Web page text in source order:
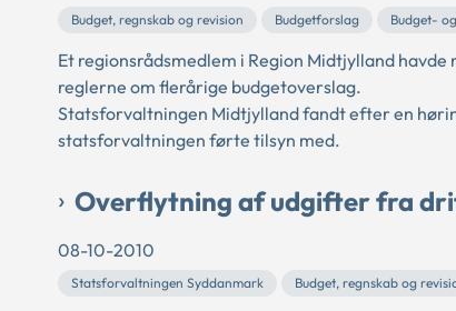
Budget, regnskab og revision Budgetforslag Budget-
Et regionsrådsmedlem i Region Midtjylland
reglerne om flerårige budgetoverslag.
Statsforvaltningen Midtjylland fandt efter en
statsforvaltningen førte tilsyn med.
Overflytning af udgifter fra
08-10-2010
Statsforvaltningen Syddanmark Budget, regnskab og